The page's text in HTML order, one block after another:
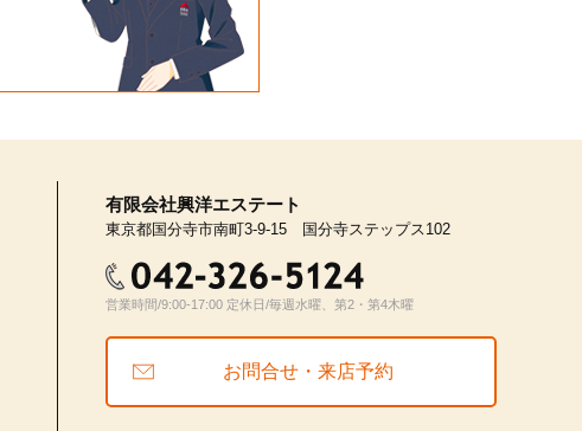
有限会社興洋エステート
東京都国分寺市南町3-9-15 国分寺ステップス102
営業時間/9:00-17:00 定休日/毎週水曜、第2・第4木曜
お問合せ・来店予約